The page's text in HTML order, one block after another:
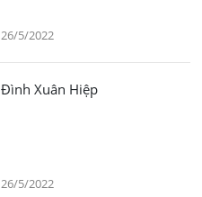
26/5/2022
Đình Xuân Hiệp
26/5/2022